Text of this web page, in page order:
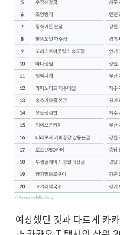
예상했던 것과 다르게 카